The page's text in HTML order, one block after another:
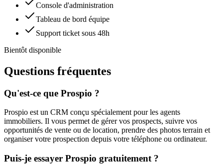
Console d'administration
Tableau de bord équipe
Support ticket sous 48h
Bientôt disponible
Questions fréquentes
Qu'est-ce que Prospio ?
Prospio est un CRM conçu spécialement pour les agents
immobiliers. Il vous permet de gérer vos prospects, suivre vos
opportunités de vente ou de location, prendre des photos terrain et
organiser votre prospection depuis votre téléphone ou ordinateur.
Puis-je essayer Prospio gratuitement ?